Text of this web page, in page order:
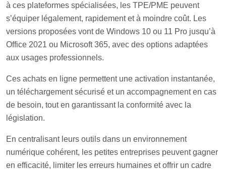
à ces plateformes spécialisées, les TPE/PME peuvent
s’équiper légalement, rapidement et à moindre coût. Les
versions proposées vont de Windows 10 ou 11 Pro jusqu’à
Office 2021 ou Microsoft 365, avec des options adaptées
aux usages professionnels.
Ces achats en ligne permettent une activation instantanée,
un téléchargement sécurisé et un accompagnement en cas
de besoin, tout en garantissant la conformité avec la
législation.
En centralisant leurs outils dans un environnement
numérique cohérent, les petites entreprises peuvent gagner
en efficacité, limiter les erreurs humaines et offrir un cadre